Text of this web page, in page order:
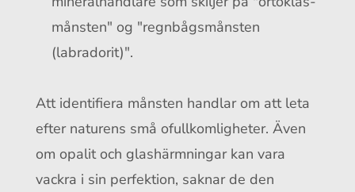
månsten" og "regnbågsmånsten
(labradorit)".
Att identifiera månsten handlar om att leta
efter naturens små ofullkomligheter. Även
om opalit och glashärmningar kan vara
vackra i sin perfektion, saknar de den